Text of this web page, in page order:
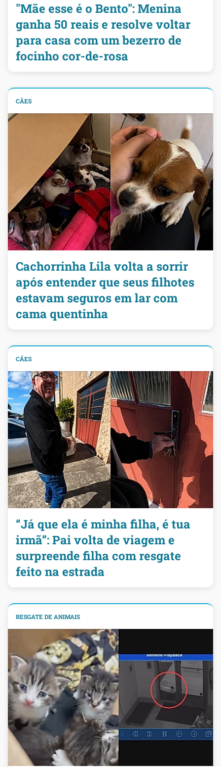
"Mãe esse é o Bento": Menina
ganha 50 reais e resolve voltar
para casa com um bezerro de
focinho cor-de-rosa
CÃES
Cachorrinha Lila volta a sorrir
após entender que seus filhotes
estavam seguros em lar com
cama quentinha
CÃES
“Já que ela é minha filha, é tua
irmã”: Pai volta de viagem e
surpreende filha com resgate
feito na estrada
RESGATE DE ANIMAIS